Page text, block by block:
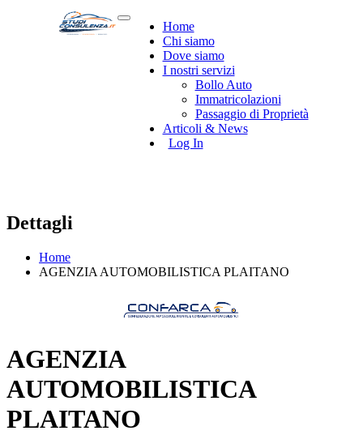
Home
Chi siamo
Dove siamo
I nostri servizi
Bollo Auto
Immatricolazioni
Passaggio di Proprietà
Articoli & News
Log In
Dettagli
Home
AGENZIA AUTOMOBILISTICA PLAITANO
AGENZIA
AUTOMOBILISTICA
PLAITANO